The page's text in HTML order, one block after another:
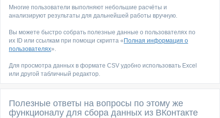
Многие пользователи выполняют небольшие расчёты и
анализируют результаты для дальнейшей работы вручную.
Вы можете быстро собрать полезные данные о пользователях по
их ID или ссылкам при помощи скрипта « Полная информация о
пользователях».
Для просмотра данных в формате CSV удобно использовать Excel
или другой табличный редактор.
Полезные ответы на вопросы по этому же
функционалу для сбора данных из ВКонтакте